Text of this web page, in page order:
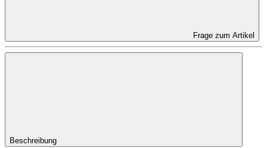
Frage zum Artikel
Beschreibung